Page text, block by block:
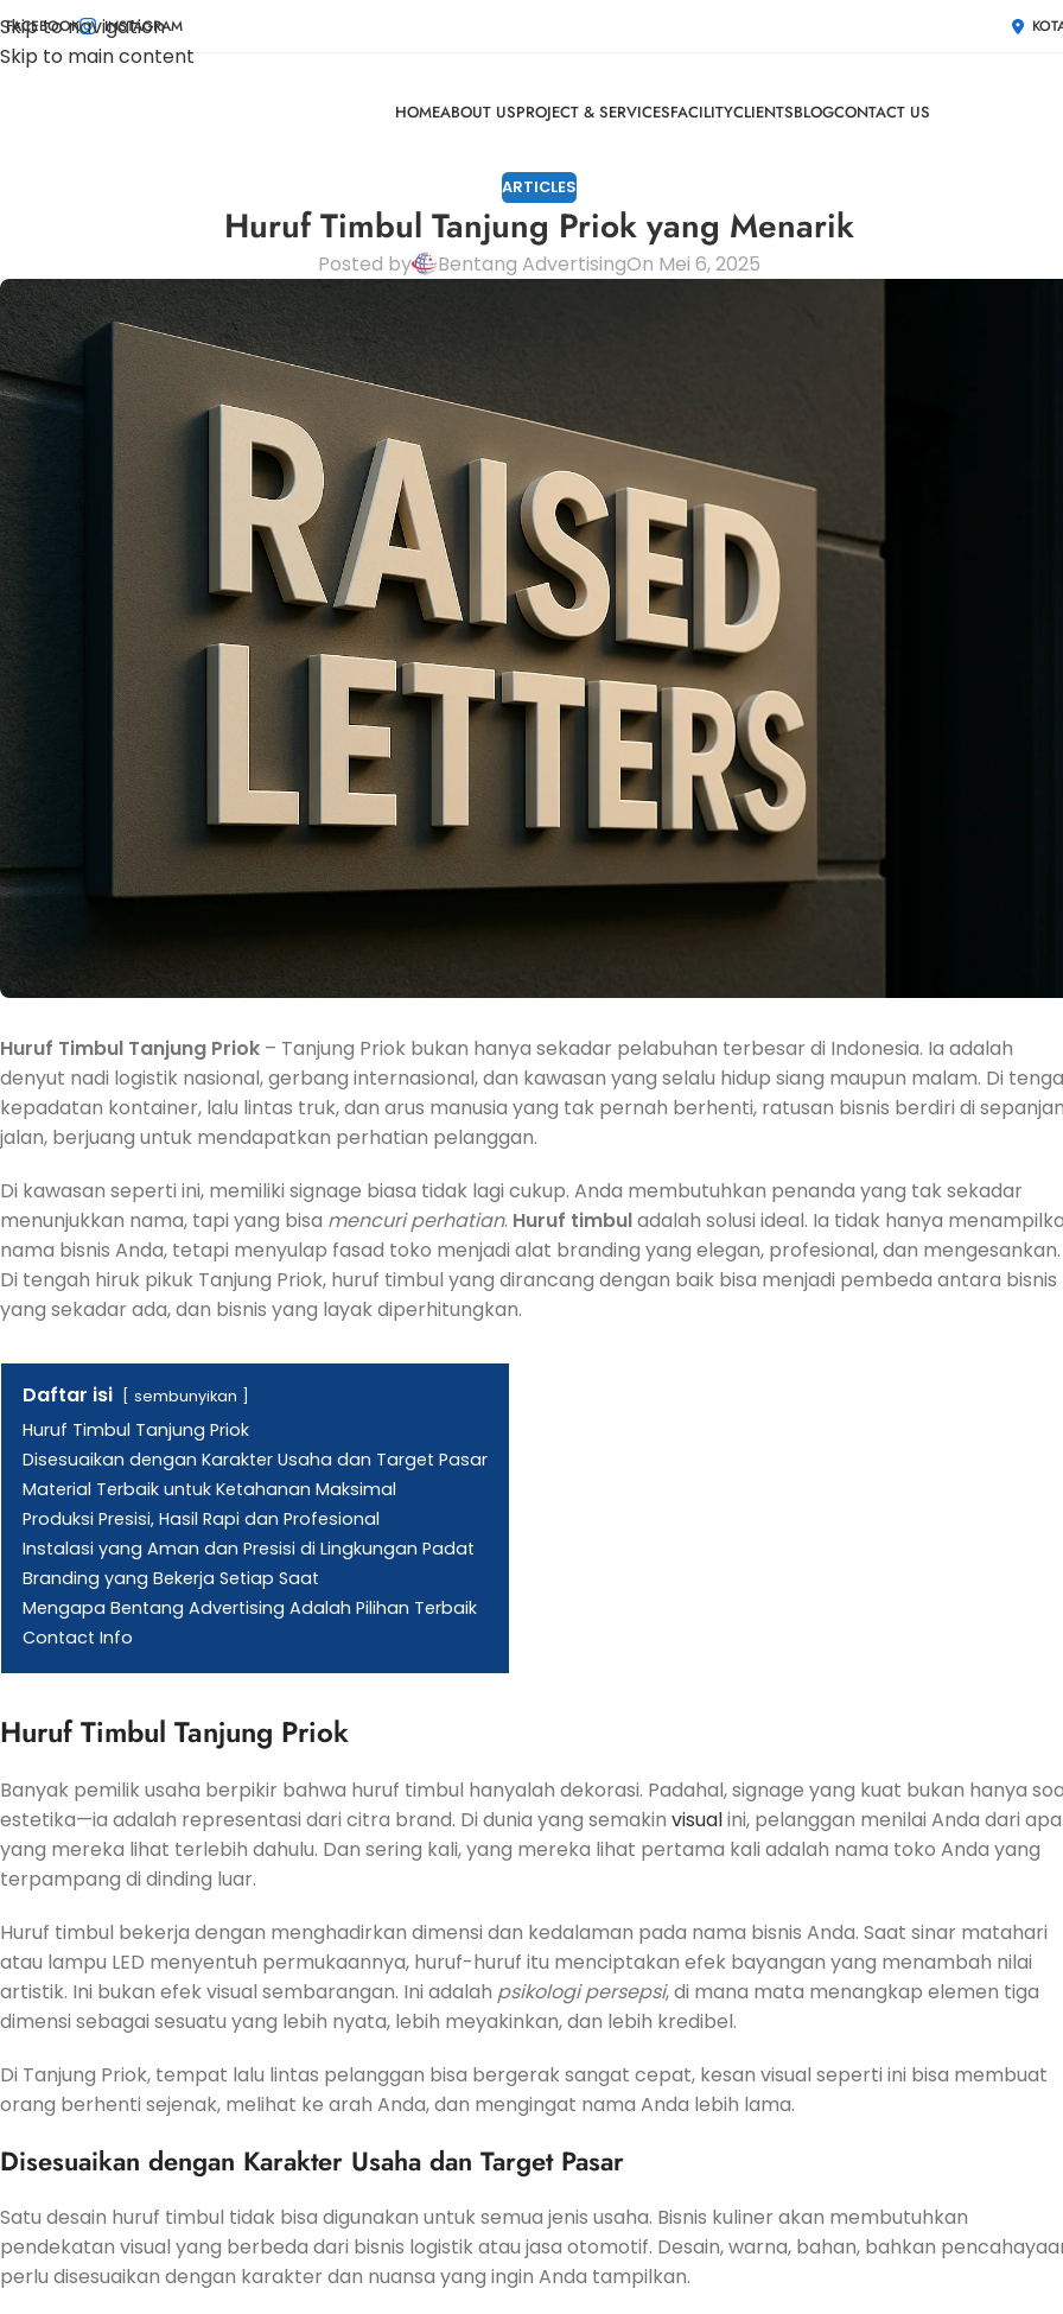
Skip to navigation
Skip to main content
FACEBOOK INSTAGRAM
HOMEABOUT USPROJECT & SERVICESFACILITYCLIENTSBLOGCONTACT US
ARTICLES
Huruf Timbul Tanjung Priok yang Menarik
Posted by Bentang AdvertisingOn Mei 6, 2025
Huruf Timbul Tanjung Priok – Tanjung Priok bukan hanya sekadar pelabuhan terbesar di Indonesia. Ia adalah
denyut nadi logistik nasional, gerbang internasional, dan kawasan yang selalu hidup siang maupun malam. Di
kepadatan kontainer, lalu lintas truk, dan arus manusia yang tak pernah berhenti, ratusan bisnis berdiri di
jalan, berjuang untuk mendapatkan perhatian pelanggan.
Di kawasan seperti ini, memiliki signage biasa tidak lagi cukup. Anda membutuhkan penanda yang tak sekadar
menunjukkan nama, tapi yang bisa mencuri perhatian. Huruf timbuladalah solusi ideal. Ia tidak hanya
nama bisnis Anda, tetapi menyulap fasad toko menjadi alat branding yang elegan, profesional, dan mengesankan.
Di tengah hiruk pikuk Tanjung Priok, huruf timbul yang dirancang dengan baik bisa menjadi pembeda antara bisnis
yang sekadar ada, dan bisnis yang layak diperhitungkan.
Daftar isi sembunyikan
Huruf Timbul Tanjung Priok
Disesuaikan dengan Karakter Usaha dan Target Pasar
Material Terbaik untuk Ketahanan Maksimal
Produksi Presisi, Hasil Rapi dan Profesional
Instalasi yang Aman dan Presisi di Lingkungan Padat
Branding yang Bekerja Setiap Saat
Mengapa Bentang Advertising Adalah Pilihan Terbaik
Contact Info
Huruf Timbul Tanjung Priok
Banyak pemilik usaha berpikir bahwa huruf timbul hanyalah dekorasi. Padahal, signage yang kuat bukan hanya
estetika—ia adalah representasi dari citra brand. Di dunia yang semakin visualini, pelanggan menilai Anda dari apa
yang mereka lihat terlebih dahulu. Dan sering kali, yang mereka lihat pertama kali adalah nama toko Anda yang
terpampang di dinding luar.
Huruf timbul bekerja dengan menghadirkan dimensi dan kedalaman pada nama bisnis Anda. Saat sinar matahari
atau lampu LED menyentuh permukaannya, huruf-huruf itu menciptakan efek bayangan yang menambah nilai
artistik. Ini bukan efek visual sembarangan. Ini adalah psikologi persepsi, di mana mata menangkap elemen tiga
dimensi sebagai sesuatu yang lebih nyata, lebih meyakinkan, dan lebih kredibel.
Di Tanjung Priok, tempat lalu lintas pelanggan bisa bergerak sangat cepat, kesan visual seperti ini bisa membuat
orang berhenti sejenak, melihat ke arah Anda, dan mengingat nama Anda lebih lama.
Disesuaikan dengan Karakter Usaha dan Target Pasar
Satu desain huruf timbul tidak bisa digunakan untuk semua jenis usaha. Bisnis kuliner akan membutuhkan
pendekatan visual yang berbeda dari bisnis logistik atau jasa otomotif. Desain, warna, bahan, bahkan
perlu disesuaikan dengan karakter dan nuansa yang ingin Anda tampilkan.